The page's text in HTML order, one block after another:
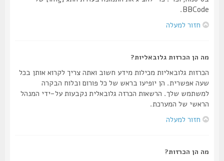
BBCode.
חזור למעלה
מה הן הכרזות גלובאליות?
הכרזות גלובאליות מכילות מידע חשוב ואתה צריך לקרוא אותן בכל
שעה אפשרית. הן יופיעו בראש של כל פורום ובלוח הבקרה
למשתמש שלך. הרשאות הכרזה גלובאלית נקבעות על-ידי המנהל
הראשי של המערכת.
חזור למעלה
מה הן הכרזות?